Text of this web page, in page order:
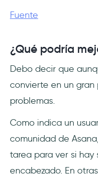
Fuente
¿Qué podría
Debo decir que
convierte en un gran
problemas.
Como indica un
comunidad de
tarea para ver si hay
encabezado. En